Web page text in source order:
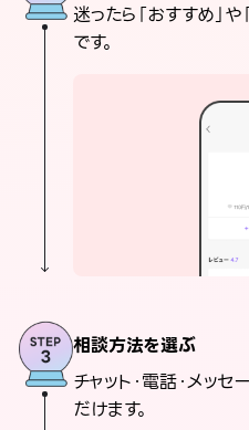
迷ったら「おすすめ」
です。
相談方法を選ぶ
チャット・電話・メッ
だけます。